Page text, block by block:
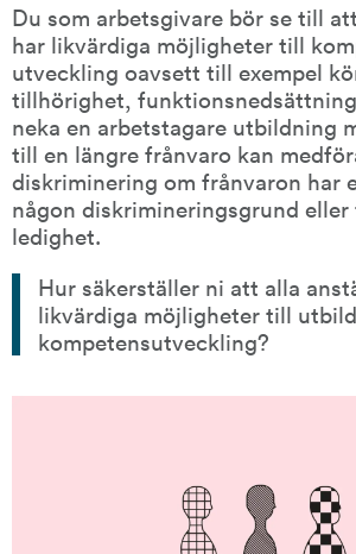
Du som arbetsgivare bör se till
har likvärdiga möjligheter till
utveckling oavsett till exempel
tillhörighet,
neka en arbetstagare utbildning
till en längre frånvaro kan
diskriminering om frånvaron har
någon diskriminerings­­grund
ledighet.
Hur säkerställer ni att alla
likvärdiga möjligheter till
kompetensutveckling?